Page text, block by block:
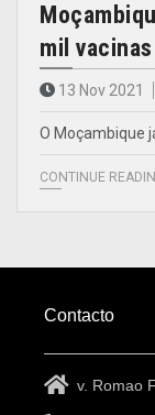
mil
13 Nov 2021
O Moçambique
CONTINUE
Contacto
v. Romao